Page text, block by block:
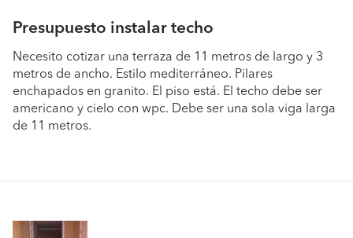
Presupuesto instalar techo
Necesito cotizar una terraza de 11 metros de largo y 3
metros de ancho. Estilo mediterráneo. Pilares
enchapados en granito. El piso está. El techo debe ser
americano y cielo con wpc. Debe ser una sola viga larga
de 11 metros.